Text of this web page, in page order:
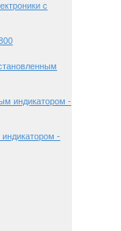
с
индикатором -
-